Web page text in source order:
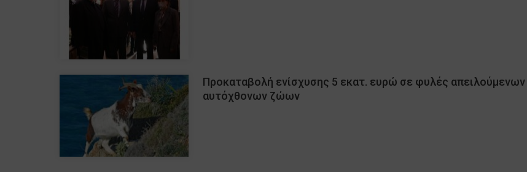
Προκαταβολή ενίσχυσης 5 εκατ. ευρώ σε φυλές απειλούμενων
αυτόχθονων ζώων